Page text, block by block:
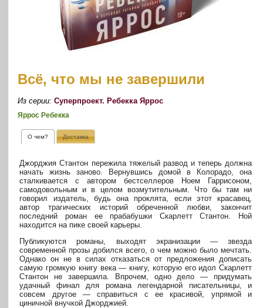
Всё, что мы не завершили
Из серии:Суперпроект. Ребекка Яррос
Яррос Ребекка
О чем? Доставка
Джорджия Стантон пережила тяжелый развод и теперь должна
начать жизнь заново. Вернувшись домой в Колорадо, она
сталкивается с автором бестселлеров Ноем Гаррисоном,
самодовольным и в целом возмутительным. Что бы там ни
говорил издатель, будь она проклята, если этот красавец,
автор трагических историй обреченной любви, закончит
последний роман ее прабабушки Скарлетт Стантон. Ной
находится на пике своей карьеры.
Публикуются романы, выходят экранизации — звезда
современной прозы добился всего, о чем можно было мечтать.
Однако он не в силах отказаться от предложения дописать
самую громкую книгу века — книгу, которую его идол Скарлетт
Стантон не завершила. Впрочем, одно дело — придумать
удачный финал для романа легендарной писательницы, и
совсем другое — справиться с ее красивой, упрямой и
циничной внучкой Джорджией.